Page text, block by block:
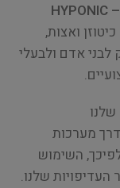
HYPONIC
ואצות,
לבני אדם ולבעלי
מערכות
השימוש
שלנו.